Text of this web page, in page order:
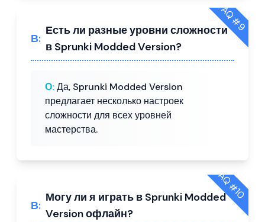
FAQ #
9
В:
Есть ли разные уровни сложности
в Sprunki Modded Version?
О: Да, Sprunki Modded Version
предлагает несколько настроек
сложности для всех уровней
мастерства.
FAQ #10
В:
Могу ли я играть в Sprunki Modded
Version офлайн?